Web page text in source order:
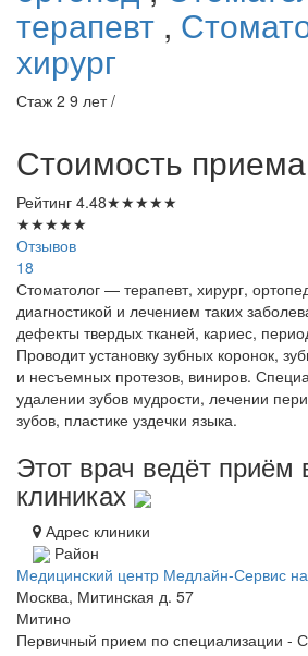
терапевт ,
хирург
Стаж 2 9 лет /
Стоимость
Рейтинг 4.48★★★★★
★★★★★
Отзывов
18
Стоматолог — терапевт, хирург,
диагностикой и лечением таких
дефекты твердых тканей, кариес,
Проводит установку зубных коронок,
и несъемных протезов, виниров.
удалении зубов мудрости, лечении
зубов, пластике уздечки языка.
Этот врач ведёт
клиниках
Адрес клиники
Район
Медицинский центр Медлайн-Сервис
Москва, Митинская д. 57
Митино
Первичный прием по специализации -